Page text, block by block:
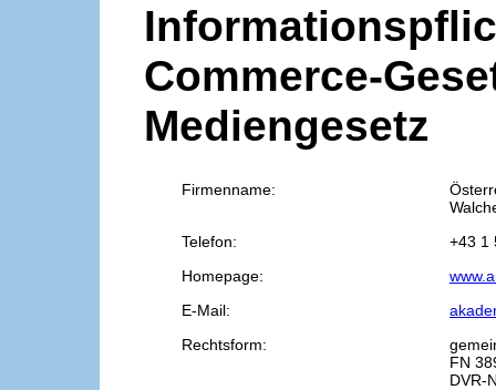
Commerce-
Mediengesetz
Firmenname:
Telefon:
+43 1
Homepage:
E-Mail:
Rechtsform:
FN
DVR-